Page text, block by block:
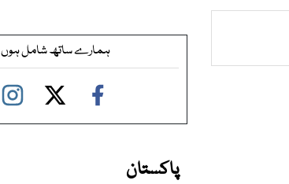
ہمارے ساتھ شامل ہوں
پاکستان